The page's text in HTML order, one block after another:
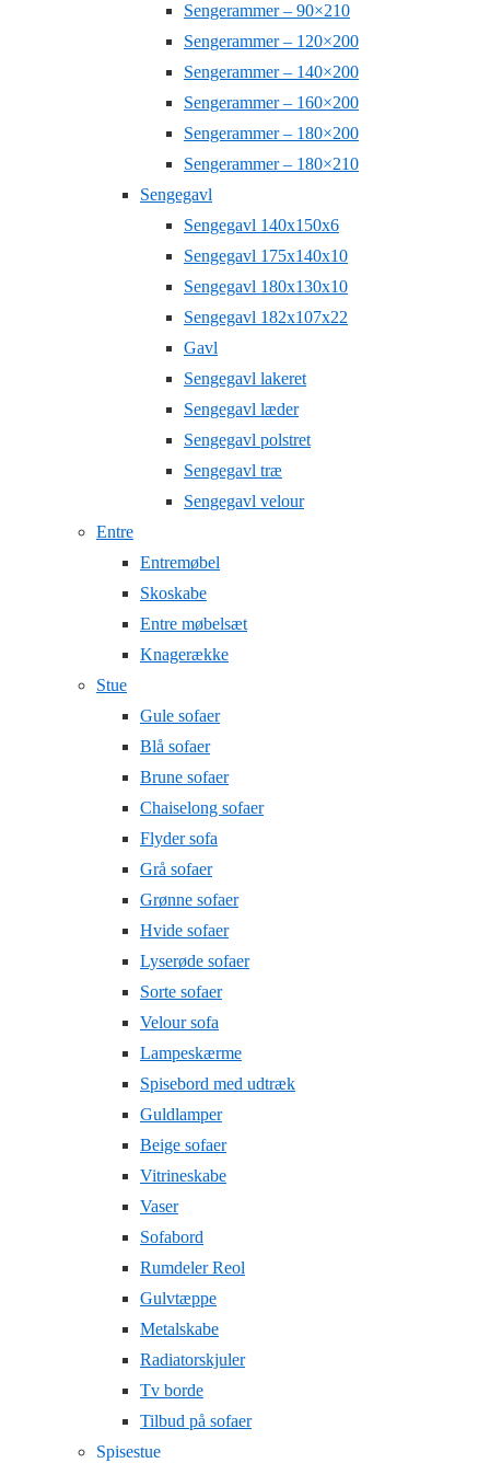
Sengerammer – 90×210
Sengerammer – 120×200
Sengerammer – 140×200
Sengerammer – 160×200
Sengerammer – 180×200
Sengerammer – 180×210
Sengegavl
Sengegavl 140x150x6
Sengegavl 175x140x10
Sengegavl 180x130x10
Sengegavl 182x107x22
Gavl
Sengegavl lakeret
Sengegavl læder
Sengegavl polstret
Sengegavl træ
Sengegavl velour
Entre
Entremøbel
Skoskabe
Entre møbelsæt
Knagerække
Stue
Gule sofaer
Blå sofaer
Brune sofaer
Chaiselong sofaer
Flyder sofa
Grå sofaer
Grønne sofaer
Hvide sofaer
Lyserøde sofaer
Sorte sofaer
Velour sofa
Lampeskærme
Spisebord med udtræk
Guldlamper
Beige sofaer
Vitrineskabe
Vaser
Sofabord
Rumdeler Reol
Gulvtæppe
Metalskabe
Radiatorskjuler
Tv borde
Tilbud på sofaer
Spisestue